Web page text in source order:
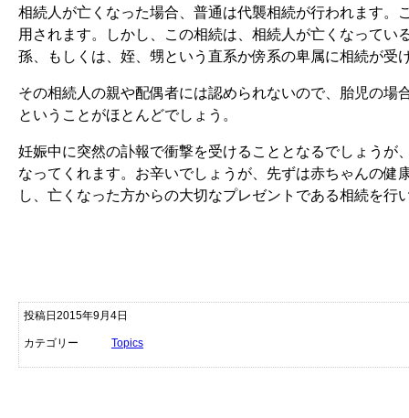
相続人が亡くなった場合、普通は代襲相続が行われます。
用されます。しかし、この相続は、相続人が亡くなってい
孫、もしくは、姪、甥という直系か傍系の卑属に相続が受
その相続人の親や配偶者には認められないので、胎児の場
ということがほとんどでしょう。
妊娠中に突然の訃報で衝撃を受けることとなるでしょうが
なってくれます。お辛いでしょうが、先ずは赤ちゃんの健
し、亡くなった方からの大切なプレゼントである相続を行
投稿日2015年9月4日
カテゴリー Topics